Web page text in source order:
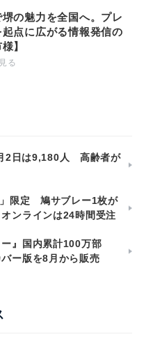
の魅力を全国へ。プレ
点に広がる情報発信の
】
る
2日は9,180人 高齢者が
限定 鳩サブレー1枚が
ンラインは24時間受注
ー』国内累計100万部
ー版を8月から販売